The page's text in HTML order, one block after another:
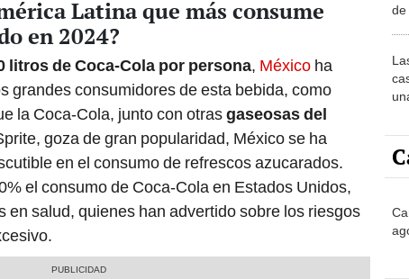
Latina que más consume
en 2024?
litros de Coca-Cola por persona, México ha
grandes consumidores de esta bebida, como
la Coca-Cola, junto con otrasgaseosas del
goza de gran popularidad, México se ha
en el consumo de refrescos azucarados.
el consumo de Coca-Cola en Estados Unidos,
en salud, quienes han advertido sobre los riesgos
de